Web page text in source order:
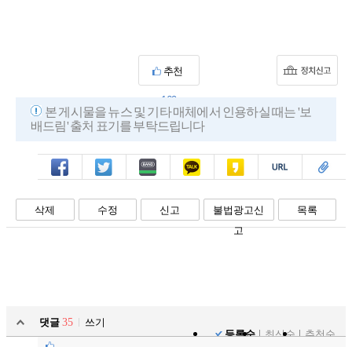
추천
169
본 게시물을 뉴스 및 기타 매체에서 인용하실 때는 '보
배드림' 출처 표기를 부탁드립니다
페북 트윗 밴드 카톡 카스 복사 스크랩
삭제 수정 신고
불법광고신
고
목록
댓글 35
쓰기
등록순
최신순 추천순